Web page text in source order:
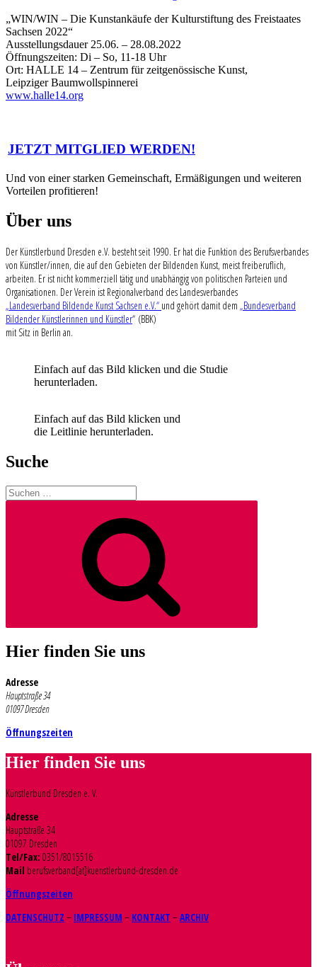
„WIN/WIN – Die Kunstankäufe der Kulturstiftung des Freistaates
Sachsen 2022“
Ausstellungsdauer 25.06. – 28.08.2022
Öffnungszeiten: Di – So, 11-18 Uhr
Ort: HALLE 14 – Zentrum für zeitgenössische Kunst,
Leipziger Baumwollspinnerei
www.halle14.org
JETZT MITGLIED WERDEN!
Und von einer starken Gemeinschaft, Ermäßigungen und weiteren
Vorteilen profitieren!
Über uns
Der Künstlerbund Dresden e.V. besteht seit 1990. Er hat die Funktion des Berufsverbandes
von Künstler/innen, die auf den Gebieten der Bildenden Kunst, meist freiberuflich,
arbeiten. Er ist nicht kommerziell tätig und unabhängig von politischen Parteien und
Organisationen. Der Verein ist Regionalverband des Landesverbandes
„Landesverband Bildende Kunst Sachsen e.V.“ und gehört damit dem „Bundesverband
Bildender Künstlerinnen und Künstler“ (BBK)
mit Sitz in Berlin an.
Einfach auf das Bild klicken und die Studie
herunterladen.
Einfach auf das Bild klicken und
die Leitlinie herunterladen.
Suche
Suchen
nach:
Hier finden Sie uns
Adresse
Hauptstraße 34
01097 Dresden
Öffnungszeiten
Hier finden Sie uns
Künstlerbund Dresden e. V.
Adresse
Hauptstraße 34
01097 Dresden
Tel/Fax: 0351/8015516
Mail berufsverband[at]kuenstlerbund-dresden.de
Öffnungszeiten
DATENSCHUTZ – IMPRESSUM – KONTAKT –ARCHIV